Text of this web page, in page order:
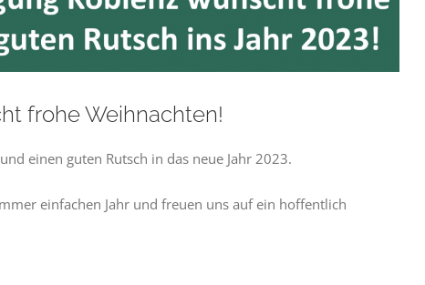
frohe Weihnachten!
einen guten Rutsch in das neue Jahr 2023.
einfachen Jahr und freuen uns auf ein hoffentlich